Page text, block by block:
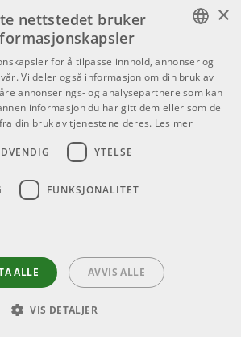
Om Oss
Kontakt oss
Kjøpsvilkår
Butikken
Varemerker
0555 Oslo
NORWEGIAN
×
nettstedet bruker
for å tilpasse innhold, annonser og
Vi deler også informasjon om din bruk av
annonserings- og analysepartnere som kan
informasjon du har gitt dem eller som de
din bruk av tjenestene deres. Les mer
YTELSE
FUNKSJONALITET
ALLE AVVIS ALLE
VIS DETALJER